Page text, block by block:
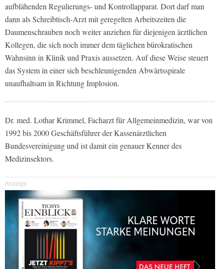
aufblähenden Regulierungs- und Kontrollapparat. Dort darf man
dann als Schreibtisch-Arzt mit geregelten Arbeitszeiten die
Daumenschrauben noch weiter anziehen für diejenigen ärztlichen
Kollegen, die sich noch immer dem täglichen bürokratischen
Wahnsinn in Klinik und Praxis aussetzen. Auf diese Weise steuert
das System in einer sich beschleunigenden Abwärtsspirale
unaufhaltsam in Richtung Implosion.
Dr. med. Lothar Krimmel, Facharzt für Allgemeinmedizin, war von
1992 bis 2000 Geschäftsführer der Kassenärztlichen
Bundesvereinigung und ist damit ein genauer Kenner des
Medizinsektors.
Anzeige